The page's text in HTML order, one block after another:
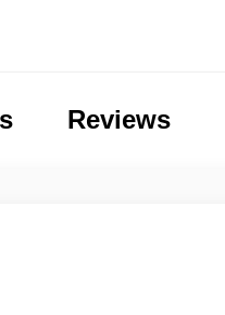
Reviews